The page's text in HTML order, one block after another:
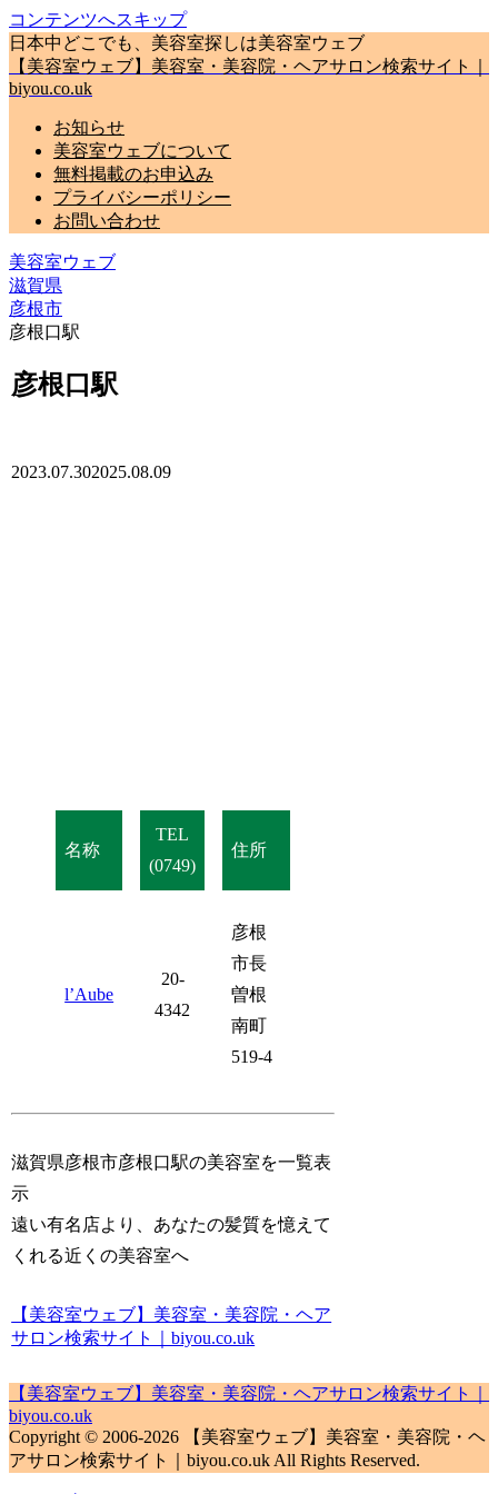
コンテンツへスキップ
日本中どこでも、美容室探しは美容室ウェブ
【美容室ウェブ】美容室・美容院・ヘアサロン検索サイト｜
biyou.co.uk
お知らせ
美容室ウェブについて
無料掲載のお申込み
プライバシーポリシー
お問い合わせ
美容室ウェブ
滋賀県
彦根市
彦根口駅
彦根口駅
2023.07.302025.08.09
名称
TEL
(0749)
住所
l’Aube
20-
4342
彦根
市長
曽根
南町
519-4
滋賀県彦根市彦根口駅の美容室を一覧表
示
遠い有名店より、あなたの髪質を憶えて
くれる近くの美容室へ
【美容室ウェブ】美容室・美容院・ヘア
サロン検索サイト｜biyou.co.uk
【美容室ウェブ】美容室・美容院・ヘアサロン検索サイト｜
biyou.co.uk
Copyright © 2006-2026 【美容室ウェブ】美容室・美容院・ヘ
アサロン検索サイト｜biyou.co.uk All Rights Reserved.